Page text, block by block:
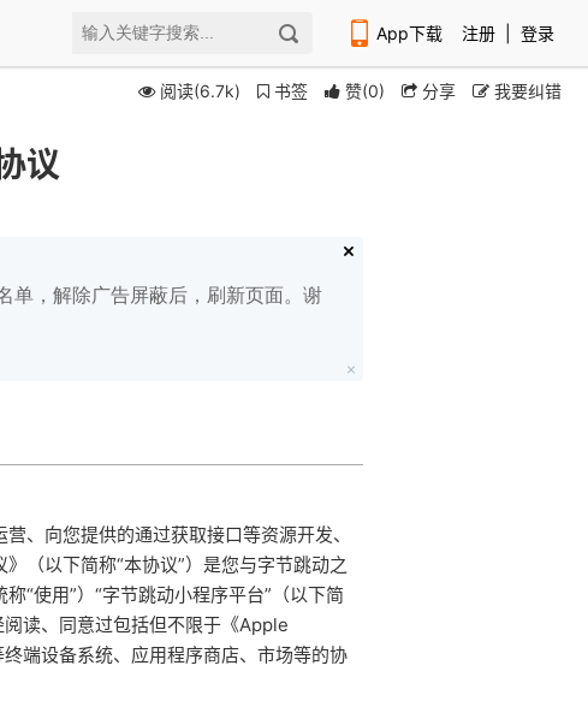
App下载 注册 登录
阅读(6.7k) 书签 赞(0) 分享 我要纠错
议
单，解除广告屏蔽后，刷新页面。谢
、向您提供的通过获取接口等资源开发、
（以下简称“本协议”）是您与字节跳动之
“使用”）“字节跳动小程序平台”（以下简
读、同意过包括但不限于《Apple
端设备系统、应用程序商店、市场等的协